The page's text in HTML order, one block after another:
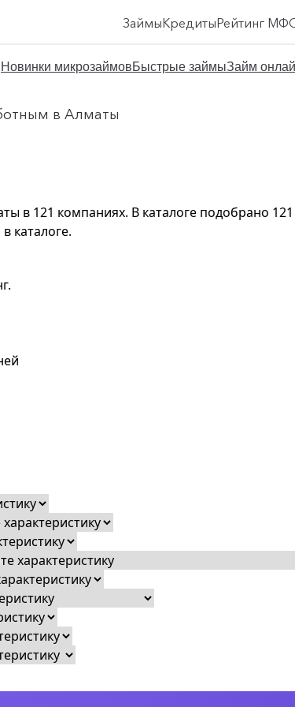
ЗаймыКредитыРейтинг
Новинки микрозаймовБыстрые займыЗайм
в Алматы
в 121 компаниях. В каталоге подобрано
каталоге.